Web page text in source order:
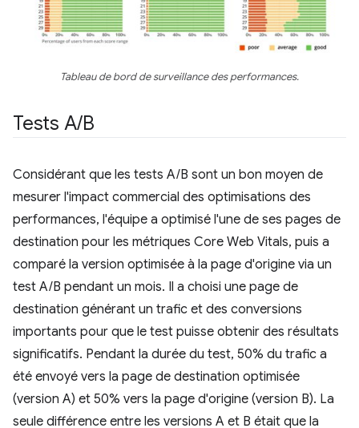
Tableau de bord de surveillance des performances.
Tests A/B
Considérant que les tests A/B sont un bon moyen de
mesurer l'impact commercial des optimisations des
performances, l'équipe a optimisé l'une de ses pages de
destination pour les métriques Core Web Vitals, puis a
comparé la version optimisée à la page d'origine via un
test A/B pendant un mois. Il a choisi une page de
destination générant un trafic et des conversions
importants pour que le test puisse obtenir des résultats
significatifs. Pendant la durée du test, 50% du trafic a
été envoyé vers la page de destination optimisée
(version A) et 50% vers la page d'origine (version B). La
seule différence entre les versions A et B était que la